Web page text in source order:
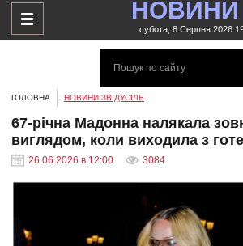
НОВИНИ
субота, 8 Серпня 2026
ГОЛОВНА НОВИНИ ЗВІДУСІЛЬ
67-річна Мадонна налякала
виглядом, коли виходила з
26.06.2026 в 12:00 3084